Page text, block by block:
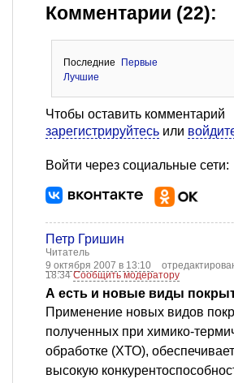
Комментарии (22):
Последние
Первые
Лучшие
Чтобы оставить комментарий
зарегистрируйтесь или
Войти через социальные сети:
Петр Гришин
Читатель
9 октября 2007 в 13:10
18:34Сообщить модератору
А есть и новые виды
Применение новых видов
полученных при химико-
обработке (ХТО),
высокую